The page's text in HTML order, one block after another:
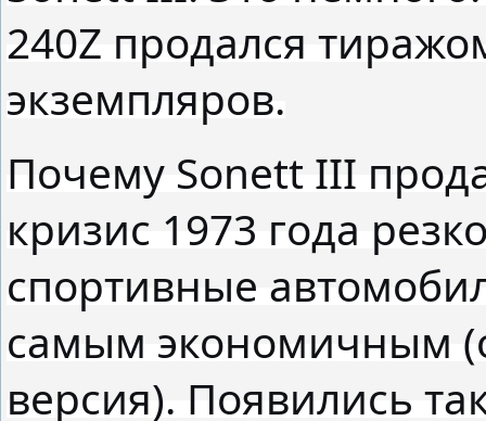
240Z продался
экземпляров.
Почему Sonett III
кризис 1973 года
спортивные
самым экономичным
версия). Появились